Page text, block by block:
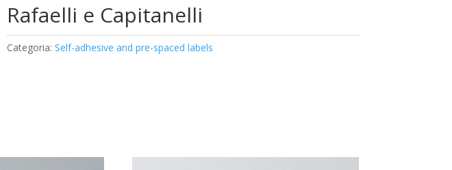
Rafaelli e Capitanelli
Categoria: Self-adhesive and pre-spaced labels